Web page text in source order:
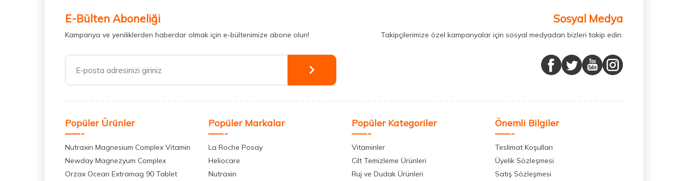
E-Bülten Aboneliği
Kampanya ve yeniliklerden haberdar olmak için e-bültenimize abone olun!
Sosyal Medya
Takipçilerimize özel kampanyalar için sosyal medyadan bizleri takip edin.
Popüler Ürünler
Nutraxin Magnesium Complex Vitamin
Newday Magnezyum Complex
Orzax Ocean Extramag 90 Tablet
Popüler Markalar
La Roche Posay
Heliocare
Nutraxin
Popüler Kategoriler
Vitaminler
Cilt Temizleme Ürünleri
Ruj ve Dudak Ürünleri
Önemli Bilgiler
Teslimat Koşulları
Üyelik Sözleşmesi
Satış Sözleşmesi